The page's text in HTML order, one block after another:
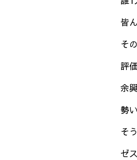
皆
そ
評
余
勢
そ
ゼ